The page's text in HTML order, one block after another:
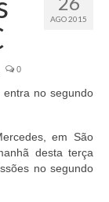
AGO 2015
0
entra no segundo
em São
desta terça
no segundo